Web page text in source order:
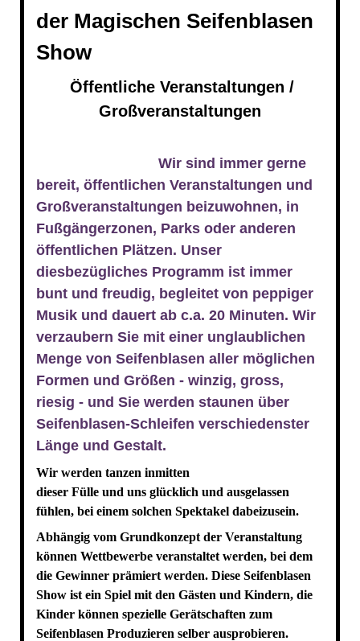
der Magischen Seifenblasen
Show
Öffentliche Veranstaltungen /
Großveranstaltungen
Wir sind immer gerne
bereit, öffentlichen Veranstaltungen und
Großveranstaltungen beizuwohnen, in
Fußgängerzonen, Parks oder anderen
öffentlichen Plätzen. Unser
diesbezügliches Programm ist immer
bunt und freudig, begleitet von peppiger
Musik und dauert ab c.a. 20 Minuten. Wir
verzaubern Sie mit einer unglaublichen
Menge von Seifenblasen aller möglichen
Formen und Größen - winzig, gross,
riesig - und Sie werden staunen über
Seifenblasen-Schleifen verschiedenster
Länge und Gestalt.
Wir werden tanzen inmitten
dieser Fülle und uns glücklich und ausgelassen
fühlen, bei einem solchen Spektakel dabeizusein.
Abhängig vom Grundkonzept der Veranstaltung
können Wettbewerbe veranstaltet werden, bei dem
die Gewinner prämiert werden. Diese Seifenblasen
Show ist ein Spiel mit den Gästen und Kindern, die
Kinder können spezielle Gerätschaften zum
Seifenblasen Produzieren selber ausprobieren.